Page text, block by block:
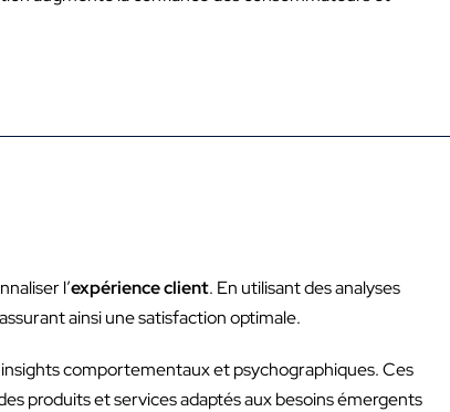
l’expérience client. En utilisant des analyses
ainsi une satisfaction optimale.
comportementaux et psychographiques. Ces
produits et services adaptés aux besoins émergents